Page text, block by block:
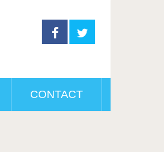
CONTACT